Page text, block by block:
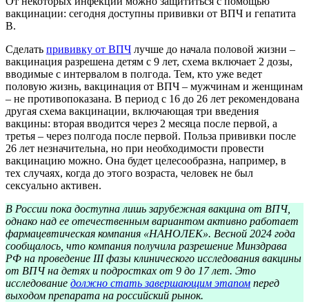
вакцинации: сегодня доступны прививки от ВПЧ и гепатита
В.
Сделать прививку от ВПЧ лучше до начала половой жизни –
вакцинация разрешена детям с 9 лет, схема включает 2 дозы,
вводимые с интервалом в полгода. Тем, кто уже ведет
половую жизнь, вакцинация от ВПЧ – мужчинам и женщинам
– не противопоказана. В период с 16 до 26 лет рекомендована
другая схема вакцинации, включающая три введения
вакцины: вторая вводится через 2 месяца после первой, а
третья – через полгода после первой. Польза прививки после
26 лет незначительна, но при необходимости провести
вакцинацию можно. Она будет целесообразна, например, в
тех случаях, когда до этого возраста, человек не был
сексуально активен.
В России пока доступна лишь зарубежная вакцина от ВПЧ,
однако над ее отечественным вариантом активно работает
фармацевтическая компания «НАНОЛЕК». Весной 2024 года
сообщалось, что компания получила разрешение Минздрава
РФ на проведение III фазы клинического исследования вакцины
от ВПЧ на детях и подростках от 9 до 17 лет. Это
исследование должно стать завершающим этапом перед
выходом препарата на российский рынок.